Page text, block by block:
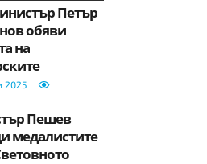
Петър
обяви
на
делегати
2025
Пешев
медалистите